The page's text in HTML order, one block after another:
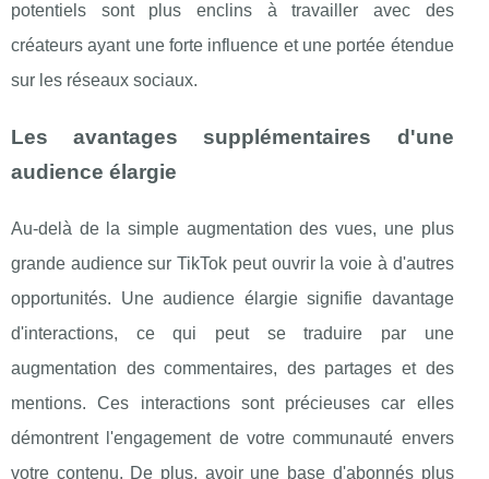
potentiels sont plus enclins à travailler avec des
créateurs ayant une forte influence et une portée étendue
sur les réseaux sociaux.
Les avantages supplémentaires d'une
audience élargie
Au-delà de la simple augmentation des vues, une plus
grande audience sur TikTok peut ouvrir la voie à d'autres
opportunités. Une audience élargie signifie davantage
d'interactions, ce qui peut se traduire par une
augmentation des commentaires, des partages et des
mentions. Ces interactions sont précieuses car elles
démontrent l'engagement de votre communauté envers
votre contenu. De plus, avoir une base d'abonnés plus